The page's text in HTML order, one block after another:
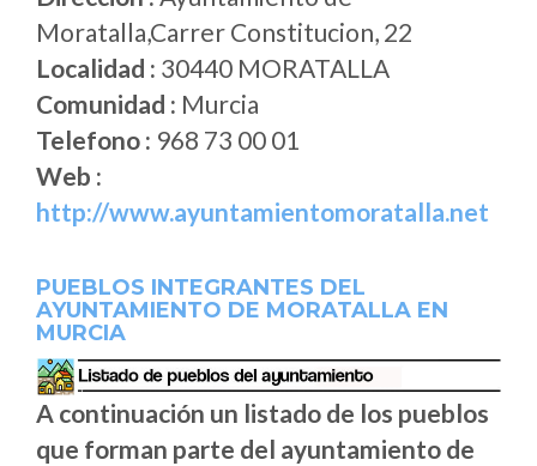
Moratalla,Carrer Constitucion, 22
Localidad : 30440 MORATALLA
Comunidad : Murcia
Telefono : 968 73 00 01
Web :
http://www.ayuntamientomoratalla.net
PUEBLOS INTEGRANTES DEL
AYUNTAMIENTO DE MORATALLA EN
MURCIA
A continuación un listado de los pueblos
que forman parte del ayuntamiento de